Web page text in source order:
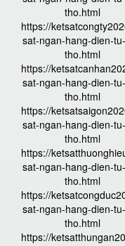
tho.html
https://
sat-ngan-hang-dien-
tho.html
https://
sat-ngan-hang-dien-
tho.html
https://
sat-ngan-hang-dien-
tho.html
https://
sat-ngan-hang-dien-
tho.html
https://
sat-ngan-hang-dien-
tho.html
https://